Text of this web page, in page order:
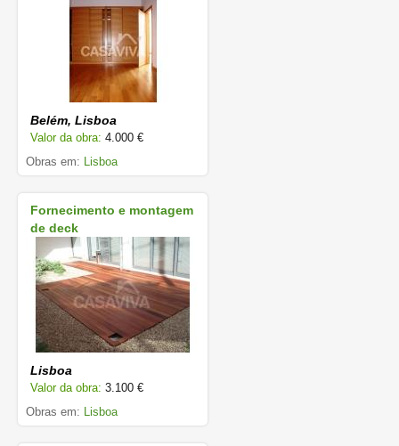
Belém, Lisboa
Valor da obra: 4.000 €
Obras em: Lisboa
Fornecimento e montagem
de deck
Lisboa
Valor da obra: 3.100 €
Obras em: Lisboa